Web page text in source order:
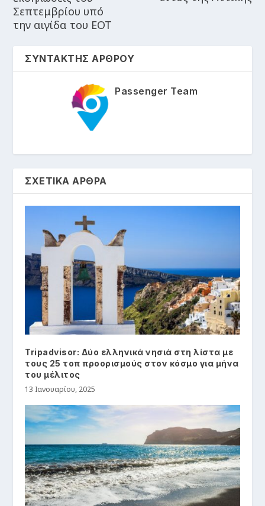
Σεπτεμβρίου υπό
την αιγίδα του ΕΟΤ
ΣΥΝΤΑΚΤΗΣ ΑΡΘΡΟΥ
Passenger Team
ΣΧΕΤΙΚΑ ΑΡΘΡΑ
Tripadvisor: Δύο ελληνικά νησιά στη λίστα με
τους 25 τοπ προορισμούς στον κόσμο για μήνα
του μέλιτος
13 Ιανουαρίου, 2025